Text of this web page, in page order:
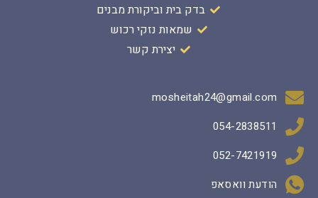
בדק בית וביקורת מבנים
שמאות נזקי רכוש
יצירת קשר
mosheitah24@gmail.com‬
054-2838511
052-7421919
הודעת וואסאפ